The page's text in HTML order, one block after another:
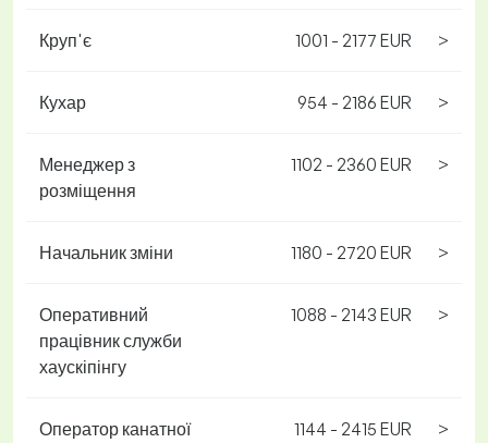
Круп'є 1001 - 2177 EUR >
Кухар 954 - 2186 EUR >
Менеджер з
розміщення
1102 - 2360 EUR >
Начальник зміни 1180 - 2720 EUR >
Оперативний
працівник служби
хаускіпінгу
1088 - 2143 EUR >
Оператор канатної
1144 - 2415 EUR >